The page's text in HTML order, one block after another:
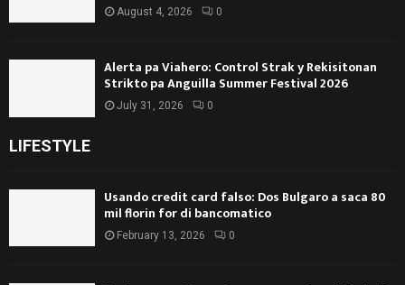
August 4, 2026 0
Alerta pa Viahero: Control Strak y Rekisitonan
Strikto pa Anguilla Summer Festival 2026
July 31, 2026 0
LIFESTYLE
Usando credit card falso: Dos Bulgaro a saca 80
mil florin for di bancomatico
February 13, 2026 0